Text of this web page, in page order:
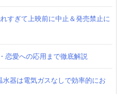
すぎて上映前に中止＆発売禁止に
恋愛への応用まで徹底解説
器は電気ガスなしで効率的にお